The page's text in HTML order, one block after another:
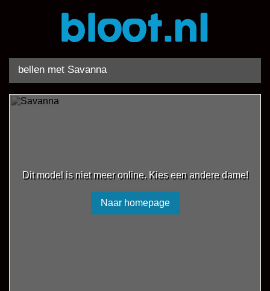
bellen met Savanna
Dit model is niet meer online. Kies een andere dame!
Naar homepage